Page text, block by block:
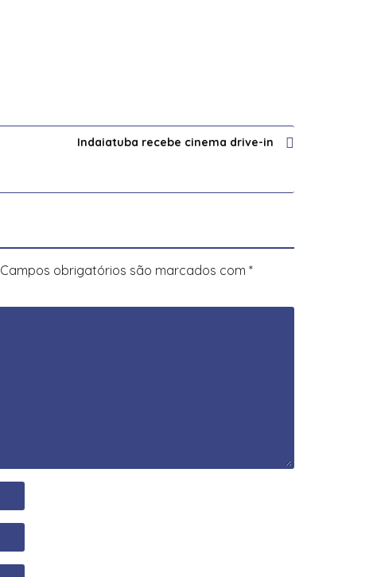
Indaiatuba recebe cinema drive-in
Campos obrigatórios são marcados com *